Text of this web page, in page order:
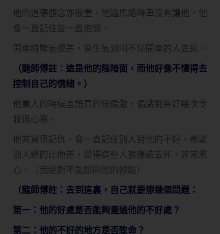
他的道德觀念亦很重，他過馬路時車沒有讓他，他
會一直記住並一直抱怨。
開車時脾氣很差，會生氣到叫不懂開車的人去死。
（龍師傅註：這是他的陰暗面，而他好像不懂得去
控制自己的情緒。）
他罵人的時候言語真的很偏激，偏激到有好幾次令
我很心寒。
他其實很記仇，會一直記住別人對他的不好，希望
別人過的比他差，覺得這些人就應該去死，非常黑
心。（我絕對不能認同他的觀點）
（龍師傅註：去到這裏，自己就要想幾個問題：
第一：他的好處是否能夠蓋過他的不好處？
第二：他的不好的地方是否致命？